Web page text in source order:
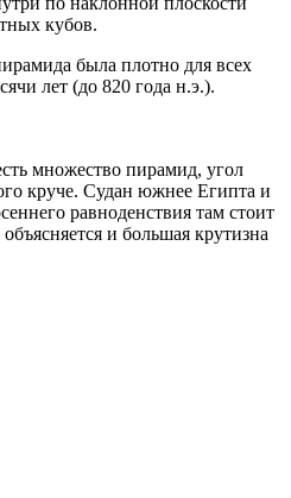
кубов.
была плотно для всех
лет (до 820 года н.э.).
множество пирамид, угол
круче. Судан южнее Египта и
равноденствия там стоит
и большая крутизна